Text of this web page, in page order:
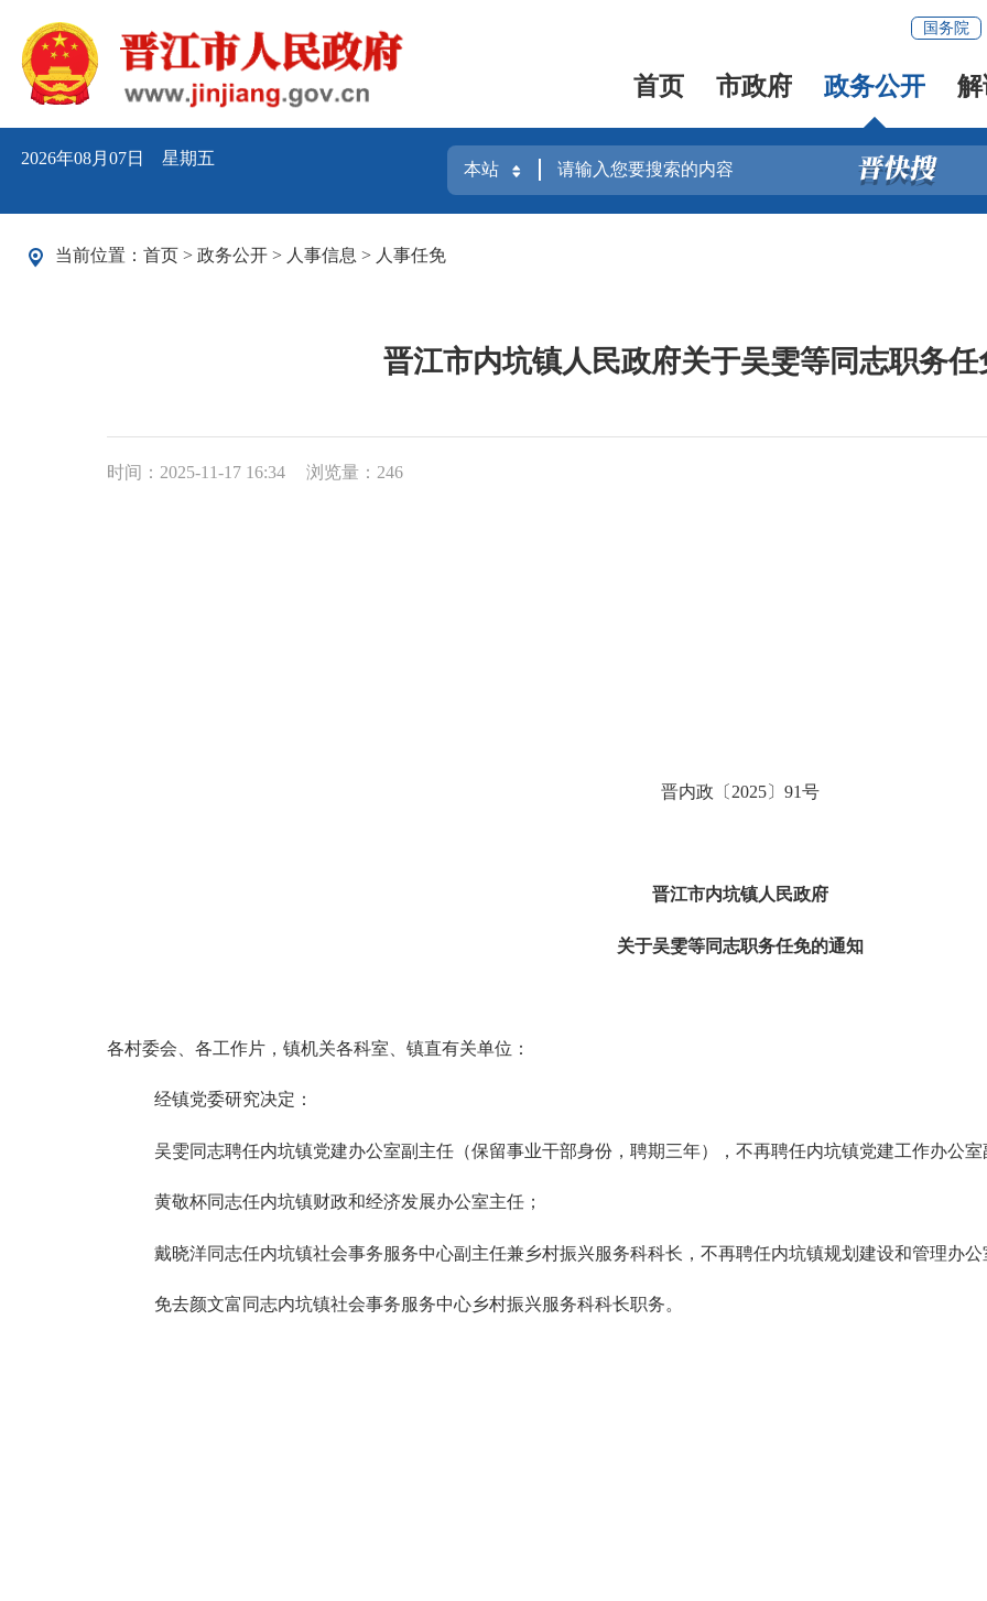
国务院
首页 市政府 政务公开
2026年08月07日 星期五
当前位置： 首页 > 政务公开 > 人事信息 > 人事任免
晋江市内坑镇人民政府关于吴雯等同志职务任
时间：2025-11-17 16:34 浏览量： 246
晋内政〔 2025〕 91号
晋江市内坑镇人民政府
关于吴雯等同志职务任免的通知
各村委会、各工作片，镇机关各科室、镇直有关单位：
经镇党委研究决定：
吴雯同志聘任内坑镇党建办公室副主任（保留事业干部身份，聘期三年），不再聘任内坑镇党建工作办公室
黄敬杯同志任内坑镇财政和经济发展办公室主任；
戴晓洋同志任内坑镇社会事务服务中心副主任兼乡村振兴服务科科长，不再聘任内坑镇规划建设和管理办公
免去颜文富同志内坑镇社会事务服务中心乡村振兴服务科科长职务。